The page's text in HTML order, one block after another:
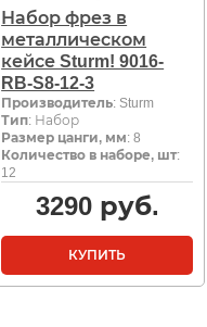
Набор фрез в
металлическом
кейсе Sturm! 9016-
RB-S8-12-3
Производитель: Sturm
Тип: Набор
Размер цанги, мм: 8
Количество в наборе, шт:
12
3290руб.
КУПИТЬ